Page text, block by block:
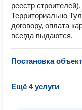
реестр
Территориально
договору, оплата
всегда выдаются.
Постановка
Ещё 4 услуги